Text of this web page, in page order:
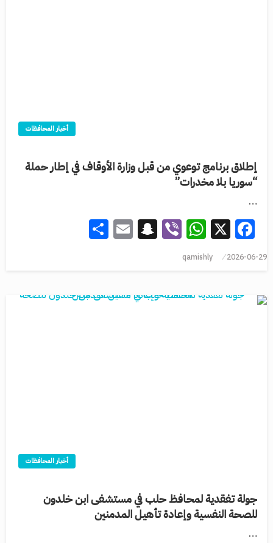
أخبار المحافظات
إطلاق برنامج توعوي من قبل وزارة الأوقاف في إطار حملة
“سوريا بلا مخدرات”
…
Facebook
X
WhatsApp
Viber
Snapchat
Email
2026-06-29
qamishly
أخبار المحافظات
جولة تفقدية لمحافظ حلب في مستشفى ابن خلدون
للصحة النفسية وإعادة تأهيل المدمنين
…